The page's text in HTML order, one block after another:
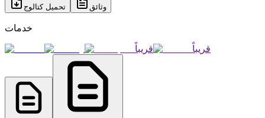
تحميل كتالوج وثائق
خدمات
قريباً قريباً